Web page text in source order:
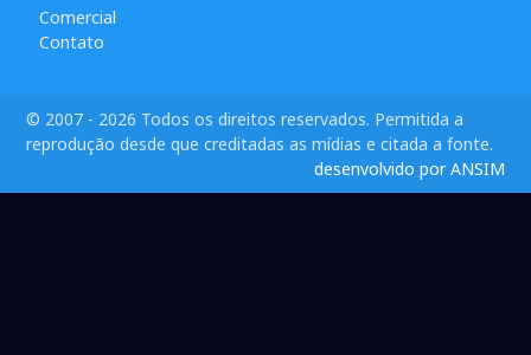
Comercial
Contato
© 2007 - 2026 Todos os direitos reservados. Permitida a
reprodução desde que creditadas as mídias e citada a fonte.
desenvolvido por ANSIM